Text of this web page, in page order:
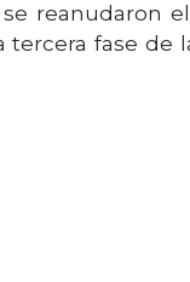
reanudaron
fase de